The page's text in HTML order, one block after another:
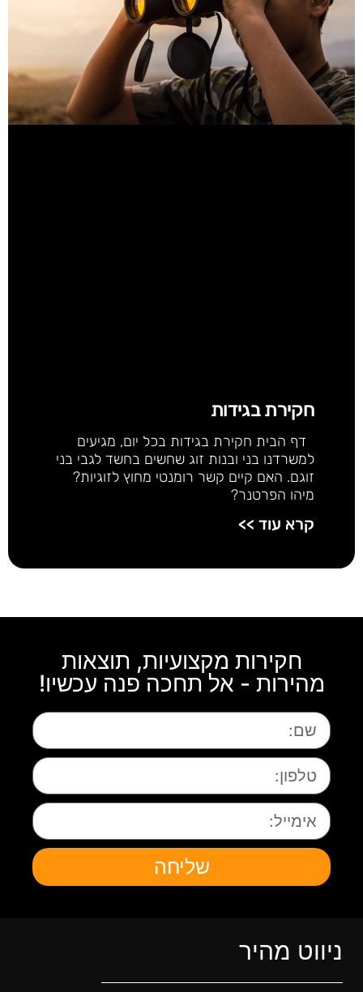
חקירת בגידות
דף הבית חקירת בגידות בכל יום, מגיעים
למשרדנו בני ובנות זוג שחשים בחשד לגבי בני
זוגם. האם קיים קשר רומנטי מחוץ לזוגיות?
מיהו הפרטנר?
קרא עוד >>
חקירות מקצועיות, תוצאות
מהירות - אל תחכה פנה עכשיו!
שליחה
ניווט מהיר